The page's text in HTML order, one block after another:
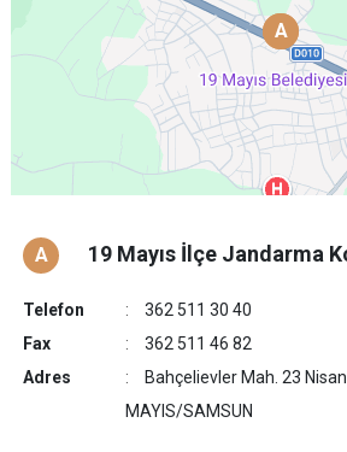
A
A
A 19 Mayıs İlçe Jandarma
Telefon
362 511 30 40
Fax
362 511 46 82
Adres
Bahçelievler Mah. 23
MAYIS/SAMSUN